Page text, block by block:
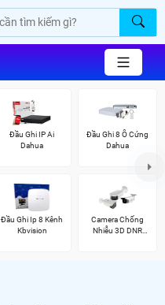
Đầu Ghi IP Ai
Dahua
Đầu Ghi 8 Ổ Cứng
Dahua
Đầu Ghi Ip 8 Kênh
Kbvision
Camera Chống
Nhiễu 3D DNR